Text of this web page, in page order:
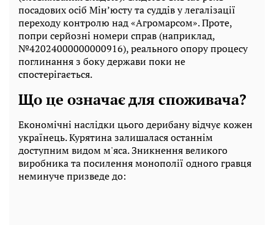
посадових осіб Мін’юсту та суддів у легалізації
переходу контролю над «Агромарсом». Проте,
попри серйозні номери справ (наприклад,
№42024000000000916), реального опору процесу
поглинання з боку держави поки не
спостерігається.
Що це означає для споживача?
Економічні наслідки цього дерибану відчує кожен
українець. Курятина залишалася останнім
доступним видом м'яса. Зникнення великого
виробника та посилення монополії одного гравця
неминуче призведе до: